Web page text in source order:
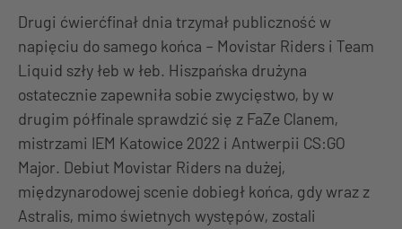
Drugi ćwierćfinał dnia trzymał publiczność w
napięciu do samego końca – Movistar Riders i Team
Liquid szły łeb w łeb. Hiszpańska drużyna
ostatecznie zapewniła sobie zwycięstwo, by w
drugim półfinale sprawdzić się z FaZe Clanem,
mistrzami IEM Katowice 2022 i Antwerpii CS:GO
Major. Debiut Movistar Riders na dużej,
międzynarodowej scenie dobiegł końca, gdy wraz z
Astralis, mimo świetnych występów, zostali